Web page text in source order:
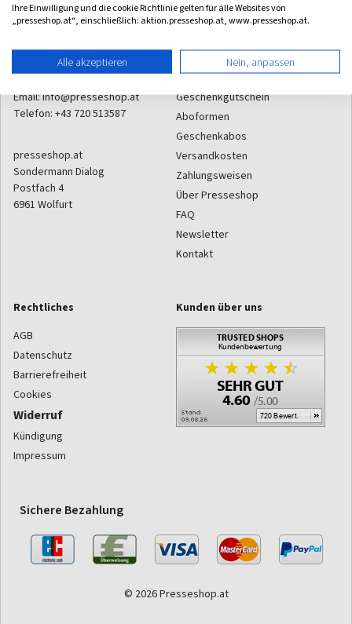
Email:info@presseshop.at
Telefon: +43 720 513587
presseshop.at
Sondermann Dialog
Postfach 4
6961 Wolfurt
Service
Geschenkgutschein
Aboformen
Geschenkabos
Versandkosten
Zahlungsweisen
Über Presseshop
FAQ
Newsletter
Kontakt
Rechtliches
AGB
Datenschutz
Barrierefreiheit
Cookies
Widerruf
Kündigung
Impressum
Kunden über uns
Sichere Bezahlung
© 2026 Presseshop.at
Ihre Einwilligung und die cookie Richtlinie gelten für alle Websites von
„presseshop.at“, einschließlich: aktion.presseshop.at, www.presseshop.at.
Alle akzeptieren Nein, anpassen